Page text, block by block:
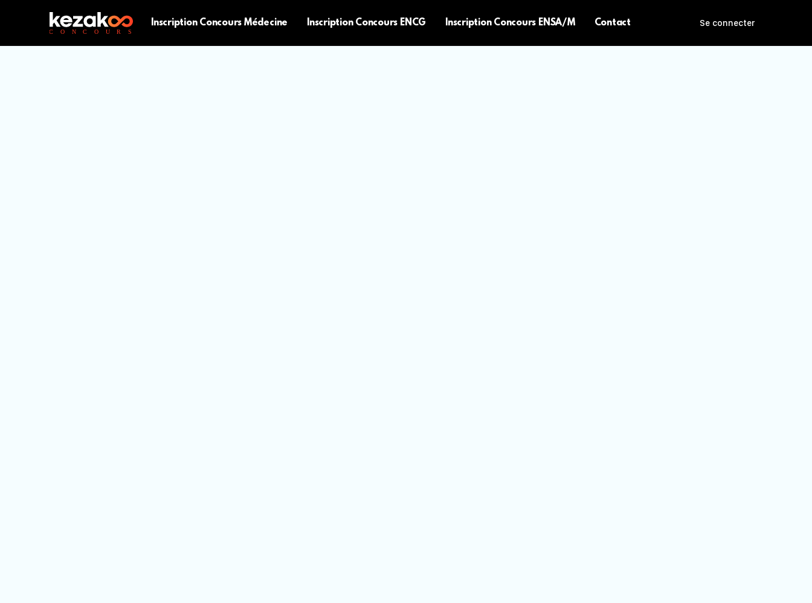
Inscription Concours Médecine Inscription Concours ENCG Inscription Concours ENSA/M Contact Se connecter